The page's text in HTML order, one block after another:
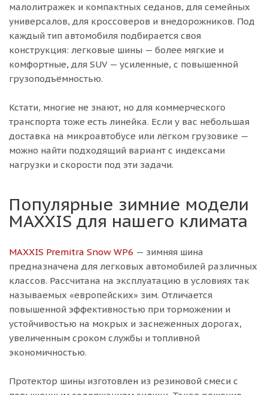
малолитражек и компактных седанов, для семейных
универсалов, для кроссоверов и внедорожников. Под
каждый тип автомобиля подбирается своя
конструкция: легковые шины — более мягкие и
комфортные, для SUV — усиленные, с повышенной
грузоподъёмностью.
Кстати, многие не знают, но для коммерческого
транспорта тоже есть линейка. Если у вас небольшая
доставка на микроавтобусе или лёгком грузовике —
можно найти подходящий вариант с индексами
нагрузки и скорости под эти задачи.
Популярные зимние модели
MAXXIS для нашего климата
MAXXIS Premitra Snow WP6 — зимняя шина
предназначена для легковых автомобилей различных
классов. Рассчитана на эксплуатацию в условиях так
называемых «европейских» зим. Отличается
повышенной эффективностью при торможении и
устойчивостью на мокрых и заснеженных дорогах,
увеличенным сроком службы и топливной
экономичностью.
Протектор шины изготовлен из резиновой смеси с